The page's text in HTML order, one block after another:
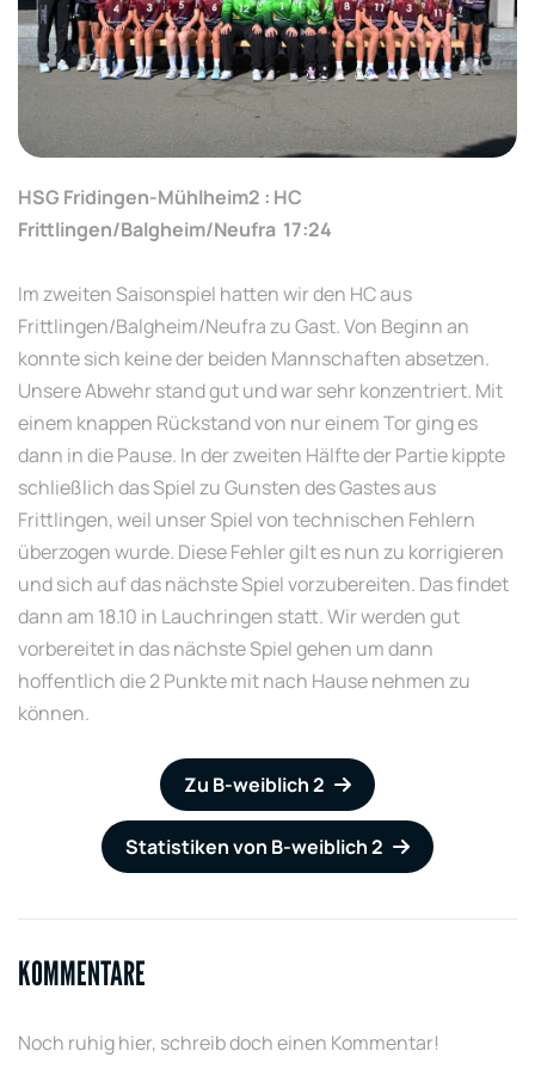
HSG Fridingen-Mühlheim2 : HC
Frittlingen/Balgheim/Neufra 17:24
Im zweiten Saisonspiel hatten wir den HC aus
Frittlingen/Balgheim/Neufra zu Gast. Von Beginn an
konnte sich keine der beiden Mannschaften absetzen.
Unsere Abwehr stand gut und war sehr konzentriert. Mit
einem knappen Rückstand von nur einem Tor ging es
dann in die Pause. In der zweiten Hälfte der Partie kippte
schließlich das Spiel zu Gunsten des Gastes aus
Frittlingen, weil unser Spiel von technischen Fehlern
überzogen wurde. Diese Fehler gilt es nun zu korrigieren
und sich auf das nächste Spiel vorzubereiten. Das findet
dann am 18.10 in Lauchringen statt. Wir werden gut
vorbereitet in das nächste Spiel gehen um dann
hoffentlich die 2 Punkte mit nach Hause nehmen zu
können.
Zu B-weiblich 2
Statistiken von B-weiblich 2
KOMMENTARE
Noch ruhig hier, schreib doch einen Kommentar!